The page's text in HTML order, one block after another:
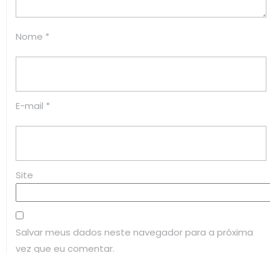
Nome *
E-mail *
Site
Salvar meus dados neste navegador para a próxima
vez que eu comentar.